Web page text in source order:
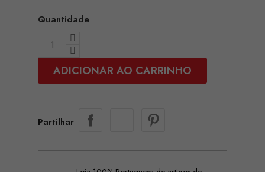
Quantidade
ADICIONAR AO CARRINHO
Partilhar